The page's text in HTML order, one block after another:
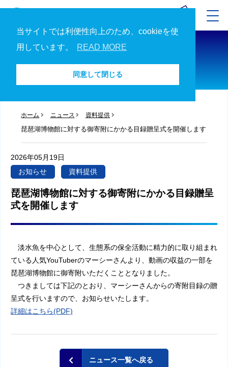
当サイトでは利便性向上のため、cookieを使
用しています。
READ MORE
同意して閉じる
ニュース
ニュース一覧へ
ホーム ニュース 資料提供
琵琶湖博物館に対する御寄附にかかる目録贈呈式を開催します
2026年05月19日
お知らせ
資料提供
琵琶湖博物館に対する御寄附にかかる目録贈呈
式を開催します
淡水魚を中心として、生態系の保全活動に精力的に取り組まれ
ている人気YouTuberのマーシーさんより、動画の収益の一部を
琵琶湖博物館に御寄附いただくこととなりました。
つきましては下記のとおり、マーシーさんからの寄附目録の贈
呈式を行いますので、お知らせいたします。
詳細はこちら(PDF)
ニュース一覧へ戻る